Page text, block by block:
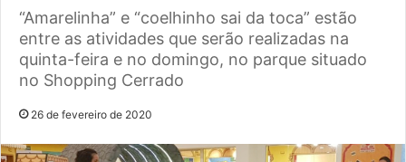
“Amarelinha” e “coelhinho sai da toca” estão
entre as atividades que serão realizadas na
quinta-feira e no domingo, no parque situado
no Shopping Cerrado
26 de fevereiro de 2020